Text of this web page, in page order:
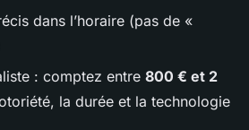
dans l’horaire (pas de «
: comptez entre 800 € et 2
la durée et la technologie